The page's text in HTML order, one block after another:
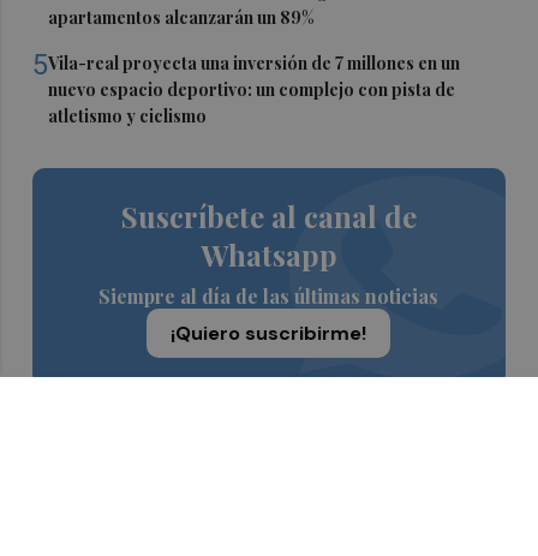
apartamentos alcanzarán un 89%
5Vila-real proyecta una inversión de 7 millones en un
nuevo espacio deportivo: un complejo con pista de
atletismo y ciclismo
Suscríbete al canal de
Whatsapp
Siempre al día de las últimas noticias
¡Quiero suscribirme!